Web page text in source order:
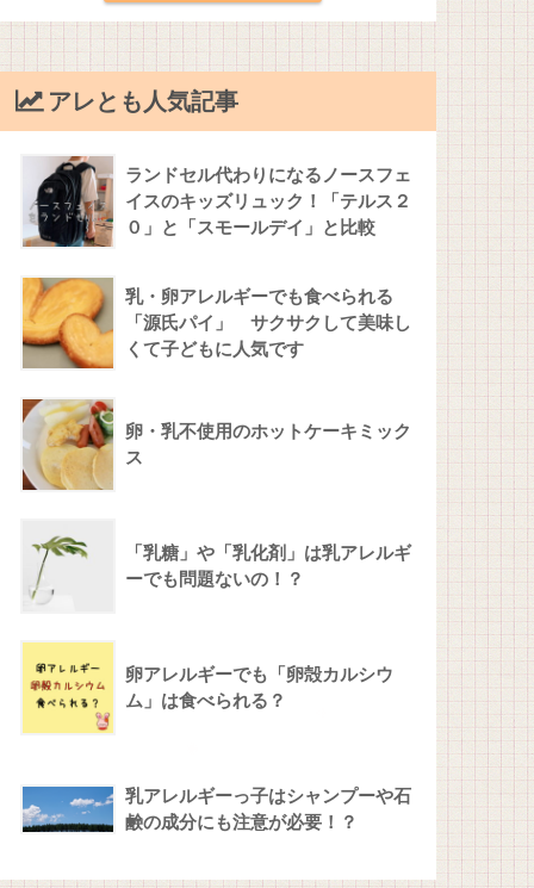
アレとも人気記事
ランドセル代わりになるノースフェ
イスのキッズリュック！「テルス２
０」と「スモールデイ」と比較
乳・卵アレルギーでも食べられる
「源氏パイ」 サクサクして美味し
くて子どもに人気です
卵・乳不使用のホットケーキミック
ス
「乳糖」や「乳化剤」は乳アレルギ
ーでも問題ないの！？
卵アレルギーでも「卵殻カルシウ
ム」は食べられる？
乳アレルギーっ子はシャンプーや石
鹸の成分にも注意が必要！？